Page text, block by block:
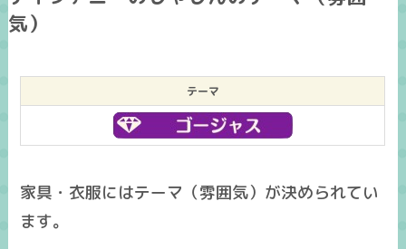
気）
テーマ
家具・衣服にはテーマ（雰囲気）が決められてい
ます。